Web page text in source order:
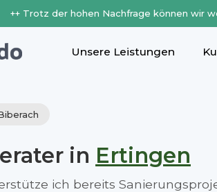
++ Trotz der hohen Nachfrage können wir
Unsere Leistungen
in Ertingen
ich bereits